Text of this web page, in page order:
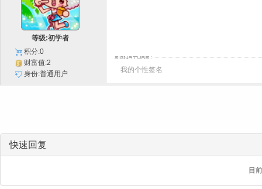
等级:初学者
积分:0
财富值:2
身份:普通用户
我的个性签名
快速回复
目